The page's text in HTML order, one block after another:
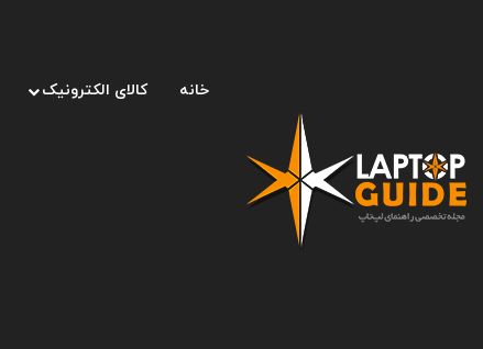
خانه کالای الکترونیک
صفحه اصلی